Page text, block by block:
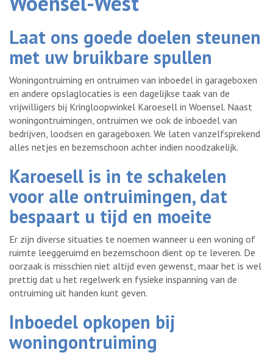
Laat ons goede doelen steunen
met uw bruikbare spullen
Woningontruiming en ontruimen van inboedel in garageboxen
en andere opslaglocaties is een dagelijkse taak van de
vrijwilligers bij Kringloopwinkel Karoesell in Woensel. Naast
woningontruimingen, ontruimen we ook de inboedel van
bedrijven, loodsen en garageboxen. We laten vanzelfsprekend
alles netjes en bezemschoon achter indien noodzakelijk.
Karoesell is in te schakelen
voor alle ontruimingen, dat
bespaart u tijd en moeite
Er zijn diverse situaties te noemen wanneer u een woning of
ruimte leeggeruimd en bezemschoon dient op te leveren. De
oorzaak is misschien niet altijd even gewenst, maar het is wel
prettig dat u het regelwerk en fysieke inspanning van de
ontruiming uit handen kunt geven.
Inboedel opkopen bij
woningontruiming